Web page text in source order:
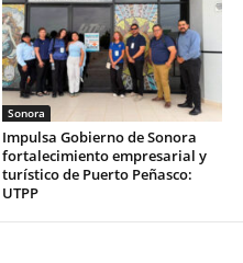
Sonora
Impulsa Gobierno de Sonora
fortalecimiento empresarial y
turístico de Puerto Peñasco:
UTPP